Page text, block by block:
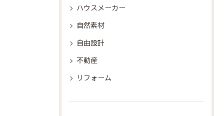
ハウスメーカー
自然素材
自由設計
不動産
リフォーム